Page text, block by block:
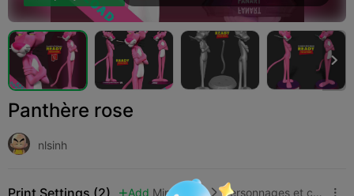

Panthère rose
nlsinh
Print Settings (2)  Add Miniatures  Personnages et créatures 